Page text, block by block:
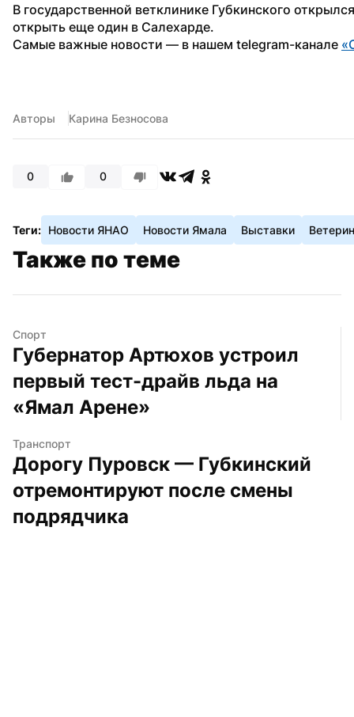
В государственной ветклинике Губкинского
открыть еще один в Салехарде.
Самые важные новости — в нашем telegram-канале
Авторы Карина Безносова
0 0
Теги: Новости ЯНАО Новости Ямала Выставки
Также по теме
Спорт
Губернатор Артюхов устроил
первый тест-драйв льда на
«Ямал Арене»
Транспорт
Дорогу Пуровск — Губкинский
отремонтируют после смены
подрядчика